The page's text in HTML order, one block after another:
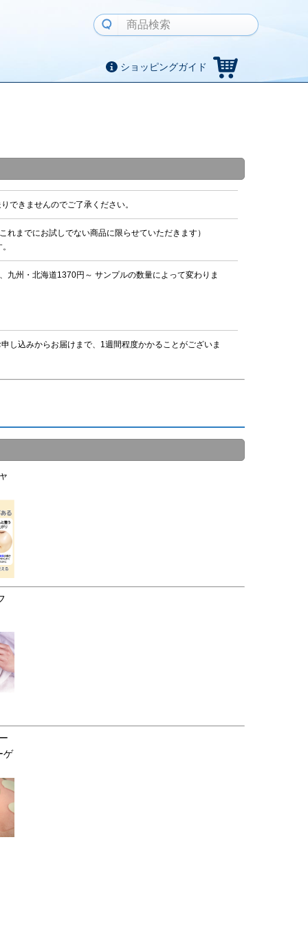
ショッピングガイド
できませんのでご了承ください。
れまでにお試しでない商品に限らせていただきます）
九州・北海道1370円～ サンプルの数量によって変わりま
し込みからお届けまで、1週間程度かかることがございま
ゲ